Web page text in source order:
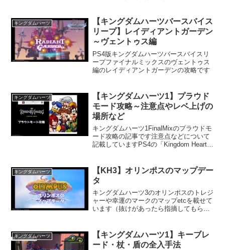
があるのが特徴です
キングダムハーツ
【キングダムハーツバースバイス
リープ】レイディアントガーデン
～ヴェントゥス編
PS4版キングダムハーツバースバイスリ
ープファイナルミックスのヴェントゥス
編のレイディアントガーデンの攻略です
キングダムハーツ
【キングダムハーツ1】プラウド
モード攻略～注意点やレベ上げの
場所など
キングダムハーツ1FinalMixのプラウドモ
ード攻略の記事です注意点などについて
記載していますPS4の「Kingdom Hearts
キングダムハーツ
【KH3】オリンポスのマップデー
タ
キングダムハーツ3のオリンポスのトレジ
ャーや幸運のマークのマップetcを載せて
います（抜けがあったら指摘してもらえ
キングダムハーツ
【キングダムハーツ1】キーブレ
ード・杖・盾の全入手法